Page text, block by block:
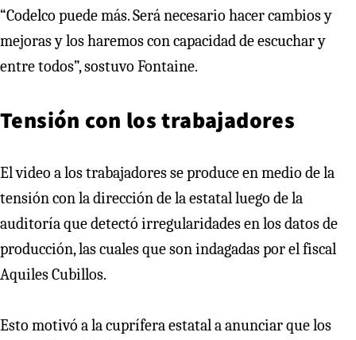
“Codelco puede más. Será necesario hacer cambios y
mejoras y los haremos con capacidad de escuchar y
entre todos”, sostuvo Fontaine.
Tensión con los trabajadores
El video a los trabajadores se produce en medio de la
tensión con la dirección de la estatal luego de la
auditoría que detectó irregularidades en los datos de
producción, las cuales que son indagadas por el fiscal
Aquiles Cubillos.
Esto motivó a la cuprífera estatal a anunciar que los